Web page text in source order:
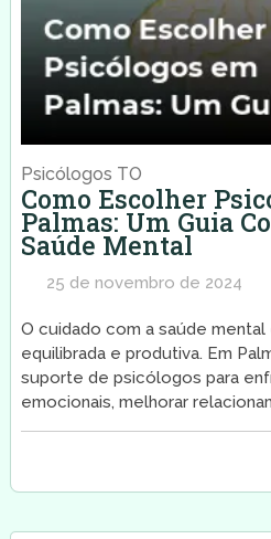
Psicólogos TO
Como Escolher
Palmas: Um Guia
Saúde Mental
25 de novembro de 2024
O cuidado com a saúde mental
equilibrada e produtiva. Em
suporte de psicólogos para
emocionais, melhorar